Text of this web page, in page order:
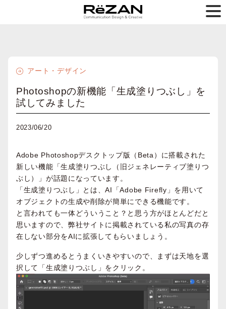
アート・デザイン
Photoshopの新機能「生成塗りつぶし」を
試してみました
2023/06/20
Adobe Photoshopデスクトップ版（Beta）に搭載された
新しい機能「生成塗りつぶし（旧ジェネレーティブ塗りつ
ぶし）」が話題になっています。
「生成塗りつぶし」とは、AI「Adobe Firefly」を用いて
オブジェクトの生成や削除が簡単にできる機能です。
と言われても一体どういうこと？と思う方がほとんどだと
思いますので、弊社サイトに掲載されている私の写真の存
在しない部分をAIに拡張してもらいましょう。
少しずつ進めるとうまくいきやすいので、まずは天地を選
択して「生成塗りつぶし」をクリック。